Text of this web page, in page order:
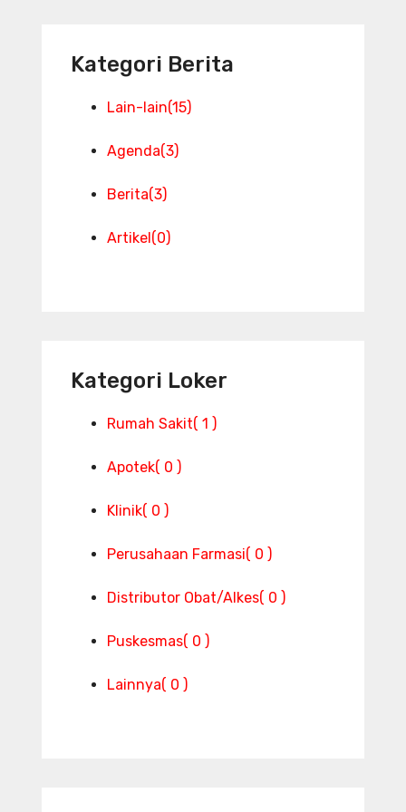
Kategori Berita
Lain-lain(15)
Agenda(3)
Berita(3)
Artikel(0)
Kategori Loker
Rumah Sakit( 1 )
Apotek( 0 )
Klinik( 0 )
Perusahaan Farmasi( 0 )
Distributor Obat/Alkes( 0 )
Puskesmas( 0 )
Lainnya( 0 )